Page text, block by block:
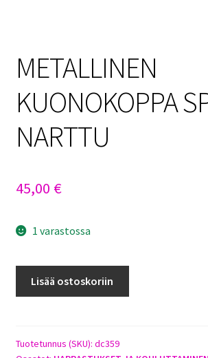
METALLINEN
KUONOKOPPA
NARTTU
45,00 €
1 varastossa
määrä
Lisää ostoskoriin
Tuotetunnus (SKU): dc359